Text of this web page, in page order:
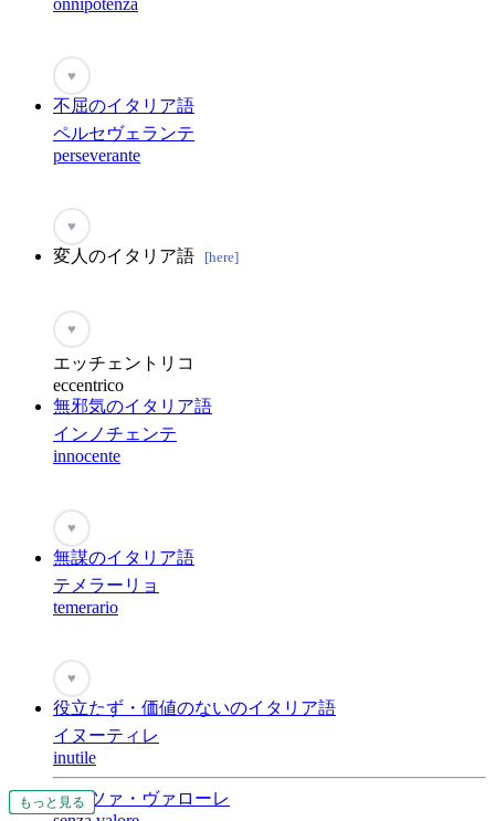
もっと見る
もっと見る
もっと見る
もっと見る
もっと見る
もっと見る
もっと見る
もっと見る
もっと見る
もっと見る
onnipotenza
♥
不屈のイタリア語
ペルセヴェランテ
perseverante
♥
変人のイタリア語 [here]
♥
エッチェントリコ
eccentrico
無邪気のイタリア語
インノチェンテ
innocente
♥
無謀のイタリア語
テメラーリョ
temerario
♥
役立たず・価値のないのイタリア語
イヌーティレ
inutile
センツァ・ヴァローレ
もっと見る